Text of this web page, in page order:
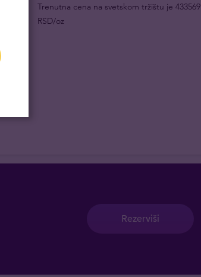
Trenutna cena na svetskom tržištu je 433569
RSD/oz
Rezerviši